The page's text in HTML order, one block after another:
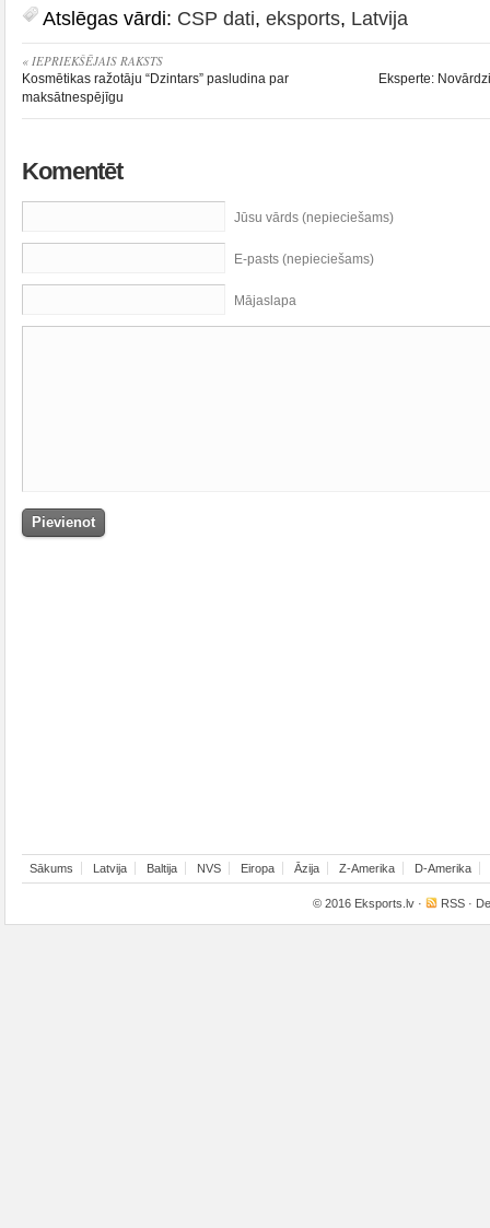
Atslēgas vārdi: CSP dati, eksports, Latvija
« IEPRIEKŠĒJAIS RAKSTS
Kosmētikas ražotāju “Dzintars” pasludina par
maksātnespējīgu
Eksperte:
Komentēt
Jūsu vārds (nepieciešams)
E-pasts (nepieciešams)
Mājaslapa
Sākums Latvija Baltija NVS Eiropa Āzija Z-Amerika D-Amerika
© 2016 Eksports.lv · RSS ·